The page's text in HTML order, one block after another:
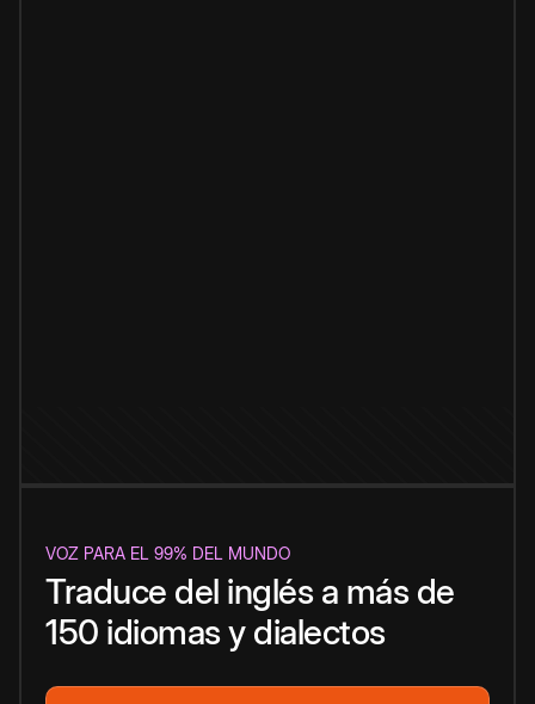
VOZ PARA EL 99% DEL MUNDO
Traduce del inglés a más de
150 idiomas y dialectos